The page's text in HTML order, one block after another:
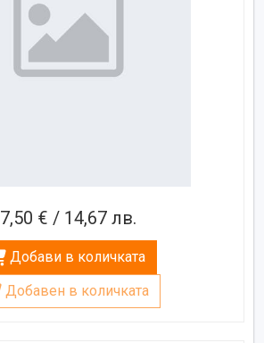
7,50 € / 14,67 лв.
Добави в количката
Добавен в количката